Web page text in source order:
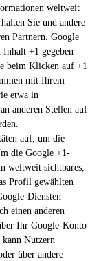
weltweit
Sie und andere
Partnern. Google
+1 gegeben
beim Klicken auf +1
mit Ihrem
etwa in
anderen Stellen auf
auf, um die
die Google +1-
weltweit sichtbares,
Profil gewählten
Diensten
einen anderen
Ihr Google-Konto
Nutzern
über andere